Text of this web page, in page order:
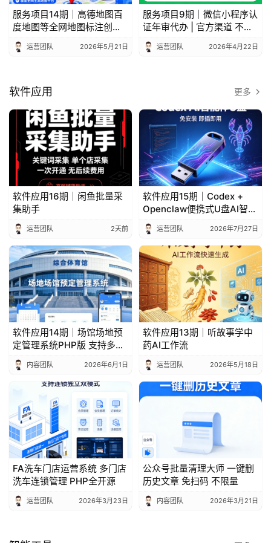
开
源
码
常
用
链
服务项目14期｜高德地图百
度地图等全网地图标注创建
店铺商家位置定位新增修改
运营团队 2026年5月21日
服务项目9期｜微信小程序认
证年审代办 | 官方渠道 不成
功包退
运营团队 2026年4月22日
软件应用 更多
软件应用16期｜闲鱼批量采
集助手
运营团队 2天前
软件应用15期｜Codex +
Openclaw便携式U盘AI智能
体小龙虾
运营团队 2026年7月27日
软件应用14期｜场馆场地预
定管理系统PHP版 支持多场
馆入驻
内容团队 2026年6月1日
软件应用13期｜听故事学中
药AI工作流
运营团队 2026年5月18日
FA洗车门店运营系统 多门店
洗车连锁管理 PHP全开源
运营团队 2026年3月23日
公众号批量清理大师 一键删
历史文章 免扫码 不限量
内容团队 2026年3月21日